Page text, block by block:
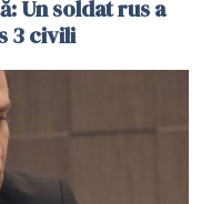
Un soldat rus a
3 civili